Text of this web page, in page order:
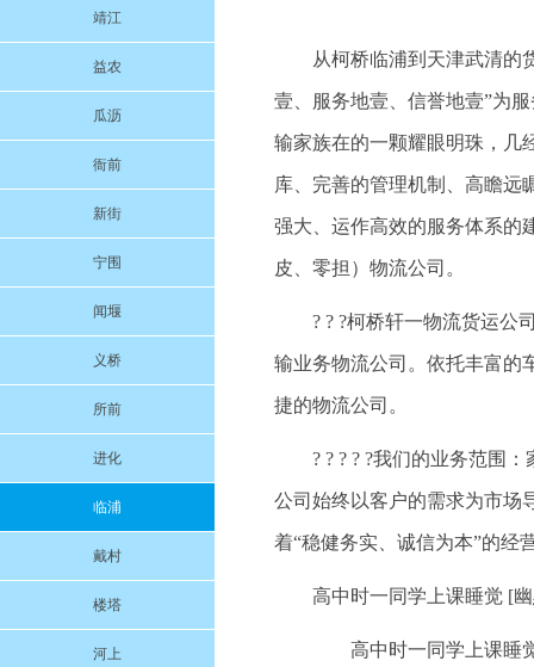
靖江
益农
瓜沥
衙前
新街
宁围
闻堰
义桥
所前
进化
临浦
戴村
楼塔
河上
从柯桥临浦到天津武清的
壹、服务地壹、信誉地壹”为
输家族在的一颗耀眼明珠，几
库、完善的管理机制、高瞻远
强大、运作高效的服务体系的
皮、零担）物流公司。
? ? ?柯桥轩一物流货运公
输业务物流公司。依托丰富的
捷的物流公司。
? ? ? ? ?我们的业务范围
公司始终以客户的需求为市场
着“稳健务实、诚信为本”的经
高中时一同学上课睡觉 [
高中时一同学上课睡觉